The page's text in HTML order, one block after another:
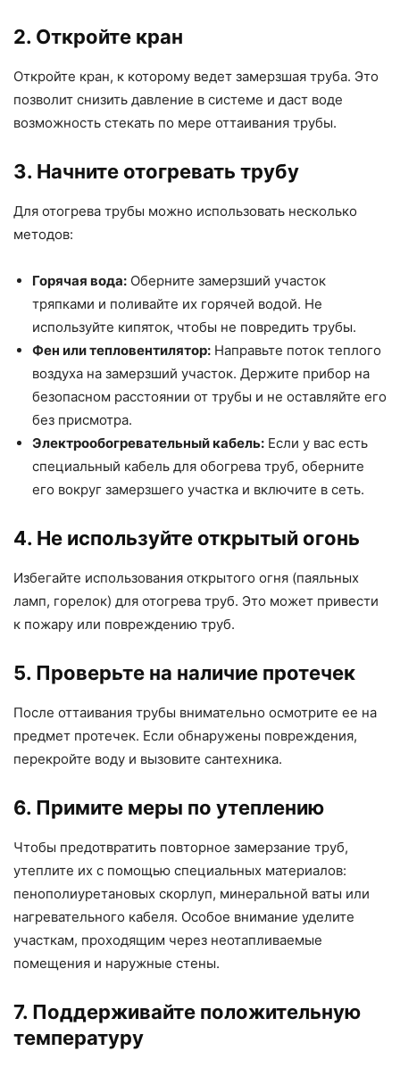
2. Откройте кран
Откройте кран, к которому ведет замерзшая труба. Это
позволит снизить давление в системе и даст воде
возможность стекать по мере оттаивания трубы.
3. Начните отогревать трубу
Для отогрева трубы можно использовать несколько
методов:
Горячая вода: Оберните замерзший участок
тряпками и поливайте их горячей водой. Не
используйте кипяток, чтобы не повредить трубы.
Фен или тепловентилятор: Направьте поток теплого
воздуха на замерзший участок. Держите прибор на
безопасном расстоянии от трубы и не оставляйте его
без присмотра.
Электрообогревательный кабель: Если у вас есть
специальный кабель для обогрева труб, оберните
его вокруг замерзшего участка и включите в сеть.
4. Не используйте открытый огонь
Избегайте использования открытого огня (паяльных
ламп, горелок) для отогрева труб. Это может привести
к пожару или повреждению труб.
5. Проверьте на наличие протечек
После оттаивания трубы внимательно осмотрите ее на
предмет протечек. Если обнаружены повреждения,
перекройте воду и вызовите сантехника.
6. Примите меры по утеплению
Чтобы предотвратить повторное замерзание труб,
утеплите их с помощью специальных материалов:
пенополиуретановых скорлуп, минеральной ваты или
нагревательного кабеля. Особое внимание уделите
участкам, проходящим через неотапливаемые
помещения и наружные стены.
7. Поддерживайте положительную
температуру